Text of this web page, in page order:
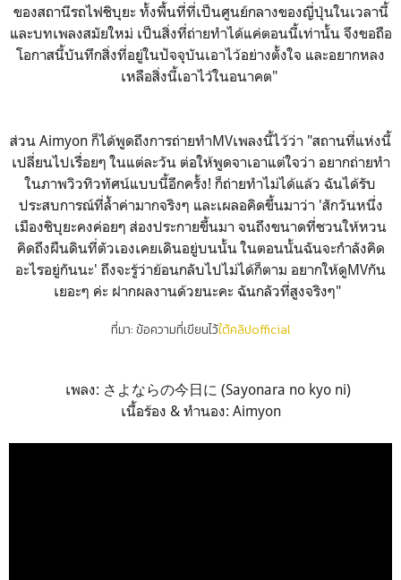
ของสถานีรถไฟชิบุยะ ทั้งพื้นที่ที่เป็นศูนย์กลางของญี่ปุ่นในเวลานี้
และบทเพลงสมัยใหม่ เป็นสิ่งที่ถ่ายทำได้แค่ตอนนี้เท่านั้น จึงขอถือ
โอกาสนี้บันทึกสิ่งที่อยู่ในปัจจุบันเอาไว้อย่างตั้งใจ และอยากหลง
เหลือสิ่งนี้เอาไว้ในอนาคต"
ส่วน Aimyon ก็ได้พูดถึงการถ่ายทำMVเพลงนี้ไว้ว่า "สถานที่แห่งนี้
เปลี่ยนไปเรื่อยๆ ในแต่ละวัน ต่อให้พูดจาเอาแต่ใจว่า อยากถ่ายทำ
ในภาพวิวทิวทัศน์แบบนี้อีกครั้ง! ก็ถ่ายทำไม่ได้แล้ว ฉันได้รับ
ประสบการณ์ที่ล้ำค่ามากจริงๆ และเผลอคิดขึ้นมาว่า 'สักวันหนึ่ง
เมืองชิบุยะคงค่อยๆ ส่องประกายขึ้นมา จนถึงขนาดที่ชวนให้หวน
คิดถึงผืนดินที่ตัวเองเคยเดินอยู่บนนั้น ในตอนนั้นฉันจะกำลังคิด
อะไรอยู่กันนะ' ถึงจะรู้ว่าย้อนกลับไปไม่ได้ก็ตาม อยากให้ดูMVกัน
เยอะๆ ค่ะ ฝากผลงานด้วยนะคะ ฉันกลัวที่สูงจริงๆ"
ที่มา: ข้อความที่เขียนไว้ใต้คลิปofficial
เพลง: さよならの今日に (Sayonara no kyo ni)
เนื้อร้อง & ทำนอง: Aimyon